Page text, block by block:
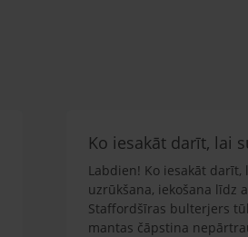
Ko iesakāt darīt, lai
Labdien! Ko iesakāt
uzrūkšana, iekošana līdz
Staffordšīras bulterjers
mantas čāpstina